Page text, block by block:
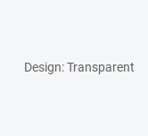
Design: Transparent